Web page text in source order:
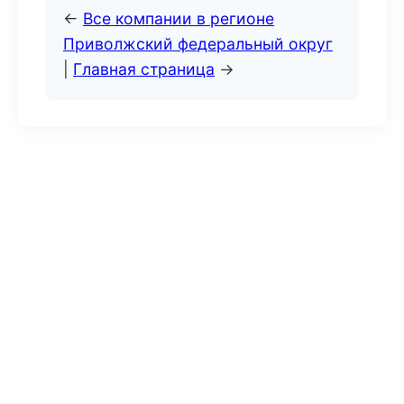
← Все компании в регионе
Приволжский федеральный округ
Главная страница →